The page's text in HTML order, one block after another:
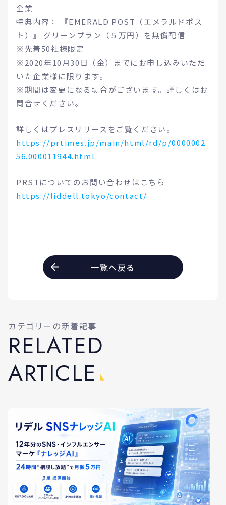
企業
特典内容： 『EMERALD POST（エメラルドポス
ト）』 グリーンプラン（５万円）を無償配信
※先着50社様限定
※2020年10月30日（金）までにお申し込みいただ
いた企業様に限ります。
※期間は変更になる場合がございます。詳しくはお
問合せください。
詳しくはプレスリリースをご覧ください。
https://prtimes.jp/main/html/rd/p/0000002
56.000011944.html
PRSTについてのお問い合わせはこちら
https://liddell.tokyo/contact/
一覧へ戻る
カテゴリーの新着記事
RELATED
ARTICLE